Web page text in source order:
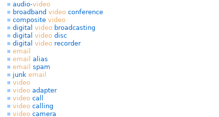
audio-video
broadband video conference
composite video
digital video broadcasting
digital video disc
digital video recorder
email
email alias
email spam
junk email
video
video adapter
video call
video calling
video camera